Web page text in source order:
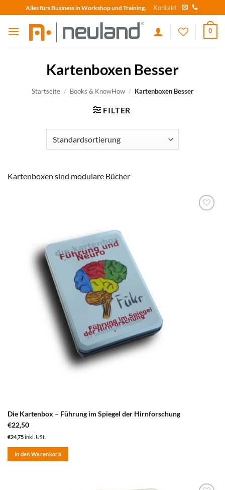
to
content
Alles fürs Business in Workshop und Training. Kontakt
0
Kartenboxen Besser
Startseite / Books & KnowHow / Kartenboxen Besser
FILTER
Kartenboxen sind modulare Bücher
Die Kartenbox – Führung im Spiegel der Hirnforschung
€22,50
€24,75inkl. USt.
In den Warenkorb